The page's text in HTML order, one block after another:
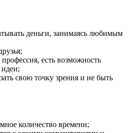
деньги, занимаясь любимым
профессия, есть возможность
идеи;
свою точку зрения и не быть
количество времени;